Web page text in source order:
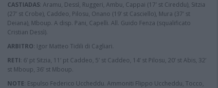
CASTIADAS: Aramu, Dessì, Ruggeri, Ambu, Cappai (17’ st Cireddu), Sitzia
(27’ st Crobe), Caddeo, Pilosu, Onano (19’ st Casciello), Mura (37’ st
Deiana), Mboup. A disp. Pani, Capelli. All. Guido Fenza (squalificato
Cristian Dessì).
ARBITRO: Igor Matteo Tidili di Cagliari.
RETI: 6’ pt Sitzia, 11’ pt Caddeo, 5’ st Caddeo, 14’ st Pilosu, 20’ st Abis, 32’
st Mboup, 36’ st Mboup.
NOTE: Espulso Federico Uccheddu. Ammoniti Flippo Uccheddu, Tocco,